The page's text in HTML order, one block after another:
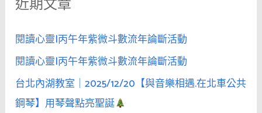
字
近期文章
閱讀心靈|丙午年紫微斗數流年論斷活動
閱讀心靈|丙午年紫微斗數流年論斷活動
台北內湖教室｜2025/12/20【與音樂相遇.在北車公共
鋼琴】用琴聲點亮聖誕